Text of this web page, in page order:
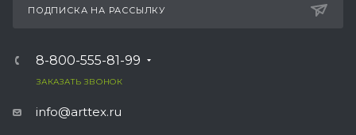
ПОДПИСКА НА РАССЫЛКУ
8-800-555-81-99
ЗАКАЗАТЬ ЗВОНОК
info@arttex.ru